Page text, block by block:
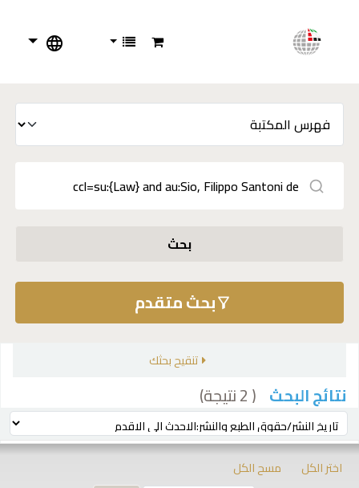
بحث
بحث متقدم
تنقيح بحثك
نتائج البحث ( 2 نتيجة)
ترتيب بواسطة:
اختر الكل
مسح الكل